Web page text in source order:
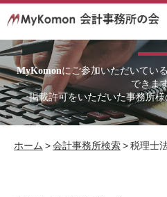
MyKomonにご参加いただいてい
できま
掲載許可をいただいた事務所様
ホーム >会計事務所検索>税理士